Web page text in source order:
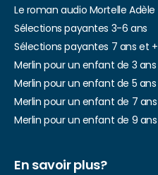
Le roman audio Mortelle Adèle
Sélections payantes 3-6 ans
Sélections payantes 7 ans et +
Merlin pour un enfant de 3 ans
Merlin pour un enfant de 5 ans
Merlin pour un enfant de 7 ans
Merlin pour un enfant de 9 ans
En savoir plus?